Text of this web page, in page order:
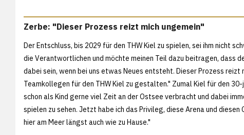
Zerbe: "Dieser Prozess reizt mich ungemein"
Der Entschluss, bis 2029 für den THW Kiel zu spielen, sei ihm nicht
die Verantwortlichen und möchte meinen Teil dazu beitragen, dass
dabei sein, wenn bei uns etwas Neues entsteht. Dieser Prozess reizt
Teamkollegen für den THW Kiel zu gestalten." Zumal Kiel für den
schon als Kind gerne viel Zeit an der Ostsee verbracht und dabei
spielen zu sehen. Jetzt habe ich das Privileg, diese Arena und
hier am Meer längst auch wie zu Hause."